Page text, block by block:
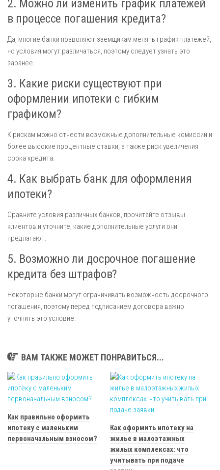
2. Можно ли изменить график платежей
в процессе погашения кредита?
Да, многие банки позволяют заемщикам менять график платежей,
но условия могут различаться, поэтому следует узнать это
заранее.
3. Какие риски существуют при
оформлении ипотеки с гибким
графиком?
К рискам можно отнести возможные дополнительные комиссии и
более высокие процентные ставки, а также риск увеличения
срока кредита.
4. Как выбрать банк для оформления
ипотеки?
Сравните условия различных банков, прочитайте отзывы
клиентов и уточните, какие дополнительные услуги они
предлагают.
5. Возможно ли досрочное погашение
кредита без штрафов?
Некоторые банки могут ограничивать возможность досрочного
погашения, поэтому перед подписанием договора важно
уточнить это условие.
ВАМ ТАКЖЕ МОЖЕТ ПОНРАВИТЬСЯ...
Как правильно оформить
ипотеку с маленьким
первоначальным взносом?
Как оформить ипотеку на
жилье в малоэтажных
жилых комплексах: что
учитывать при подаче